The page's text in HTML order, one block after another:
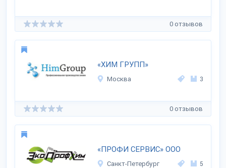
0 отзывов
«ХИМ ГРУПП»
Москва 3
0 отзывов
«ПРОФИ СЕРВИС» ООО
Санкт-Петербург 5